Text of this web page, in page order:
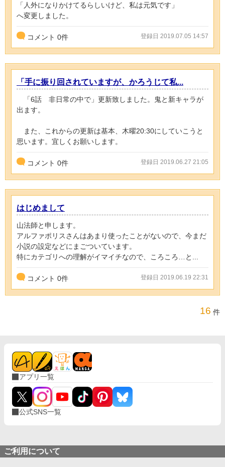
「人外になりかけてるらしいけど、私は元気です」
へ変更しました。
コメント 0件 登録日 2019.07.05 14:57
「手に振り回されていますが、かろうじて私...
「6話 非日常の中で」更新致しました。鬼と新キャラが
出ます。
また、これからの更新は基本、木曜20:30にしていこうと
思います。宜しくお願いします。
コメント 0件 登録日 2019.06.27 21:05
はじめまして
山法師と申します。
アルファポリスさんはあまり使ったことがないので、今まだ
小説の設定などにまごついています。
特にカテゴリへの理解がイマイチなので、ころころ…と...
コメント 0件 登録日 2019.06.19 22:31
16 件
アプリ一覧
公式SNS一覧
ご利用について